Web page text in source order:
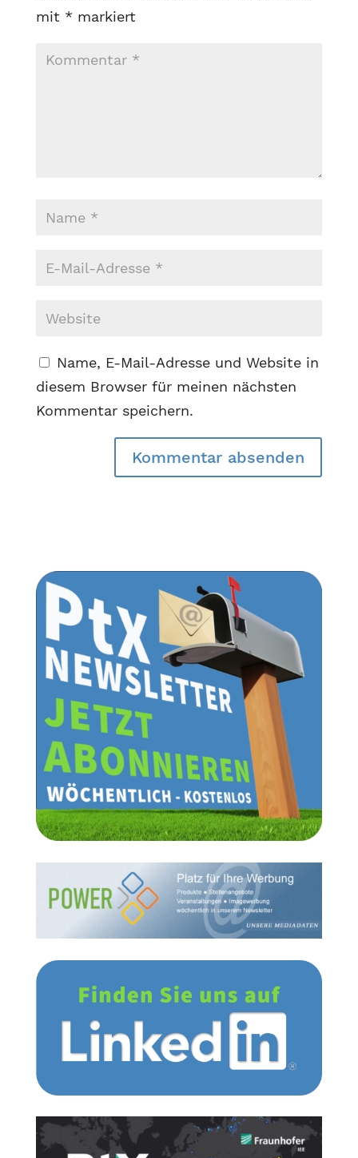
mit * markiert
Name, E-Mail-Adresse und Website in
diesem Browser für meinen nächsten
Kommentar speichern.